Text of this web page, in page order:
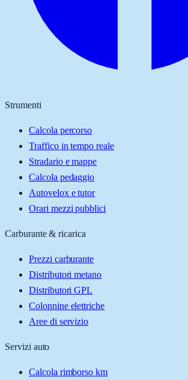
Strumenti
Calcola percorso
Traffico in tempo reale
Stradario e mappe
Calcola pedaggio
Autovelox e tutor
Orari mezzi pubblici
Carburante & ricarica
Prezzi carburante
Distributori metano
Distributori GPL
Colonnine elettriche
Aree di servizio
Servizi auto
Calcola rimborso km